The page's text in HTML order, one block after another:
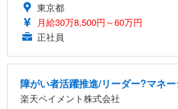
東京都
月給30万8,500円～60万円
正社員
障がい者活躍推進/リーダー?マネ
楽天ペイメント株式会社